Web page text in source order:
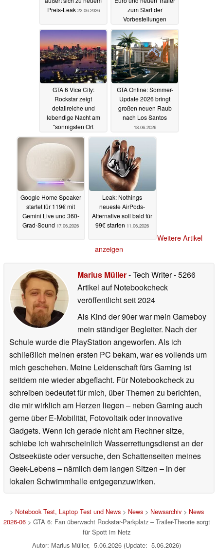
Preis-Leak 22.06.2026
zum Start der
Vorbestellungen
20.06.2026
GTA 6 Vice City:
Rockstar zeigt
detailreiche und
lebendige Nacht am
"sonnigsten Ort
Amerikas"18.06.2026
GTA Online: Sommer-
Update 2026 bringt
großen neuen Raub
nach Los Santos
18.06.2026
Google Home Speaker
startet für 119€ mit
Gemini Live und 360-
Grad-Sound 17.06.2026
Leak: Nothings
neueste AirPods-
Alternative soll bald für
99€ starten 11.06.2026
Weitere Artikel
anzeigen
Marius Müller- Tech Writer- 5266
Artikel auf Notebookcheck
veröffentlichtseit 2024
Als Kind der 90er war mein Gameboy
mein ständiger Begleiter. Nach der
Schule wurde die PlayStation angeworfen. Als ich
schließlich meinen ersten PC bekam, war es vollends um
mich geschehen. Meine Leidenschaft fürs Gaming ist
seitdem nie wieder abgeflacht. Für Notebookcheck zu
schreiben bedeutet für mich, über Themen zu berichten,
die mir wirklich am Herzen liegen – neben Gaming auch
gerne über E-Mobilität, Fotovoltaik oder innovative
Gadgets. Wenn ich gerade nicht am Rechner sitze,
schiebe ich wahrscheinlich Wasserrettungsdienst an der
Ostseeküste oder versuche, den Schattenseiten meines
Geek-Lebens – nämlich dem langen Sitzen – in der
lokalen Schwimmhalle entgegenzuwirken.
> Notebook Test, Laptop Test und News> News> Newsarchiv> News
2026-06> GTA 6: Fan überwacht Rockstar-Parkplatz – Trailer-Theorie sorgt
für Spott im Netz
Autor: Marius Müller, 5.06.2026 (Update: 5.06.2026)